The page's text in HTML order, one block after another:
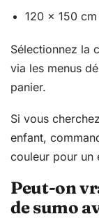
120 x 150
Sélectionnez la
via les menus
panier.
Si vous
enfant,
couleur pour un
Peut-on
de sumo